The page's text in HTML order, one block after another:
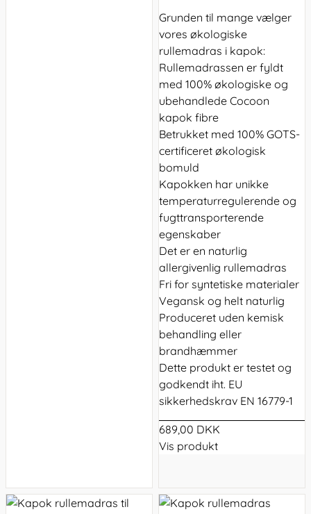
Grunden til mange vælger
vores økologiske
rullemadras i kapok:
Rullemadrassen er fyldt
med 100% økologiske og
ubehandlede Cocoon
kapok fibre
Betrukket med 100% GOTS-
certificeret økologisk
bomuld
Kapokken har unikke
temperaturregulerende og
fugttransporterende
egenskaber
Det er en naturlig
allergivenlig rullemadras
Fri for syntetiske materialer
Vegansk og helt naturlig
Produceret uden kemisk
behandling eller
brandhæmmer
Dette produkt er testet og
godkendt iht. EU
sikkerhedskrav EN 16779-1
689,00 DKK
Vis produkt